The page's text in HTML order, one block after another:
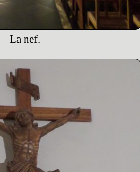
La nef.